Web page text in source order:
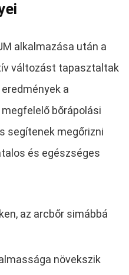
alkalmazása után a
változást tapasztaltak
a
bőrápolási
segítenek megőrizni
és egészséges
az arcbőr simábbá
növekszik